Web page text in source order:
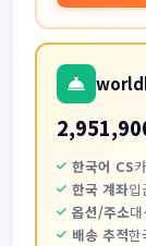
한국어 CS
한국 계좌입
옵션/주소
배송 추적한